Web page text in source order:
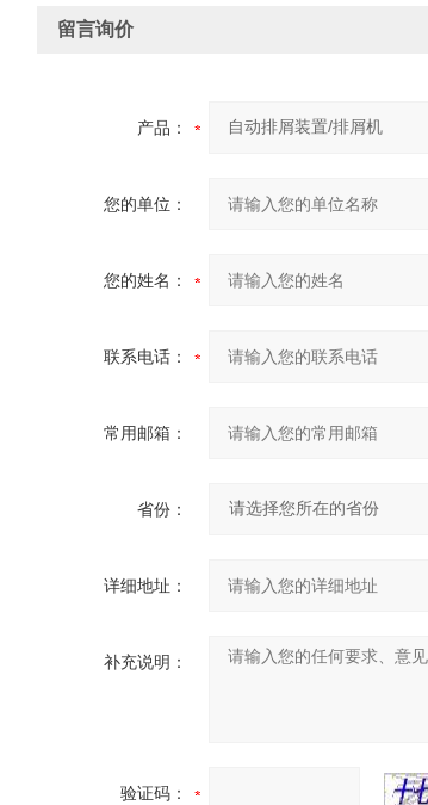
留言询价
产品：
您的单位：
您的姓名：
联系电话：
常用邮箱：
省份：
详细地址：
补充说明：
验证码：